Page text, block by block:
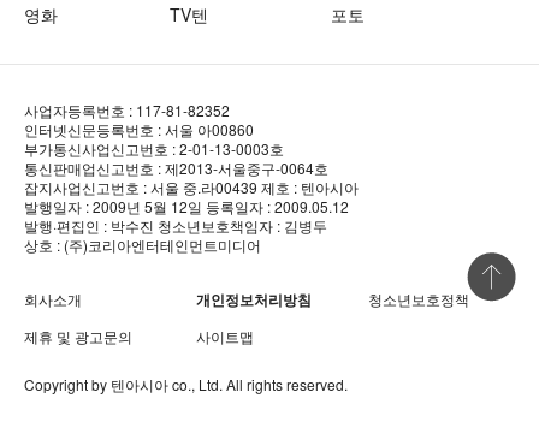
영화
TV텐 포토
사업자등록번호 : 117-81-82352
인터넷신문등록번호 : 서울 아00860
부가통신사업신고번호 : 2-01-13-0003호
통신판매업신고번호 : 제2013-서울중구-0064호
잡지사업신고번호 : 서울 중.라00439 제호 : 텐아시아
발행일자 : 2009년 5월 12일 등록일자 : 2009.05.12
발행·편집인 : 박수진 청소년보호책임자 : 김병두
상호 : (주)코리아엔터테인먼트미디어
회사소개 개인정보처리방침
청소년보호정책
제휴 및 광고문의
사이트맵
Copyright by 텐아시아co., Ltd. All rights reserved.
상단 바로